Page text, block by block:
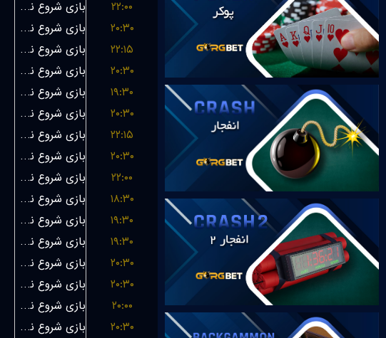
بازی شروع نشده است
۲۲:۰۰
بازی شروع نشده است
۲۰:۳۰
بازی شروع نشده است
۲۲:۱۵
بازی شروع نشده است
۲۰:۳۰
بازی شروع نشده است
۱۹:۳۰
بازی شروع نشده است
۲۰:۳۰
بازی شروع نشده است
۲۲:۱۵
بازی شروع نشده است
۲۰:۳۰
بازی شروع نشده است
۲۲:۰۰
بازی شروع نشده است
۱۸:۳۰
بازی شروع نشده است
۱۹:۳۰
بازی شروع نشده است
۱۹:۳۰
بازی شروع نشده است
۲۰:۳۰
بازی شروع نشده است
۲۰:۳۰
بازی شروع نشده است
۲۰:۰۰
بازی شروع نشده است
۲۰:۳۰